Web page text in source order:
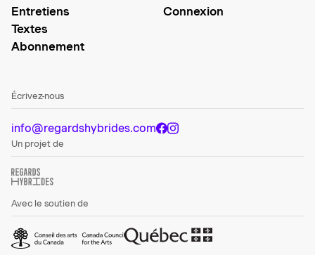
Entretiens
Textes
Abonnement
Connexion
Écrivez-nous
info@regardshybrides.com
Un projet de
Avec le soutien de